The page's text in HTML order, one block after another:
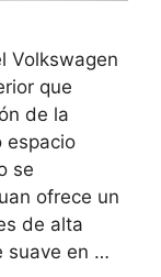
Volkswagen
que
de la
espacio
se
ofrece un
de alta
suave en …